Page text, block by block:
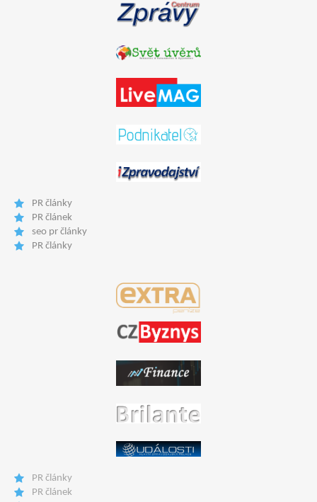
PR články
PR článek
seo pr články
PR články
PR články
PR článek